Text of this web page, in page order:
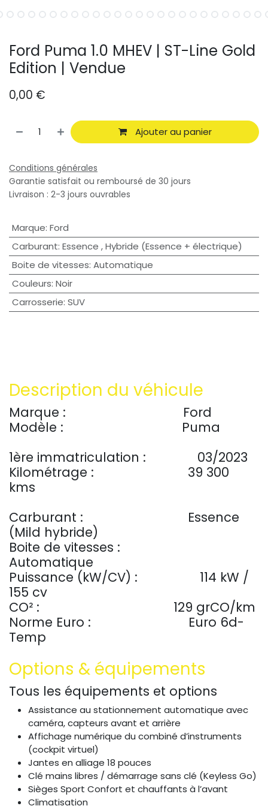
Ford Puma 1.0 MHEV | ST-Line Gold
Edition | Vendue
0,00 €
Ajouter au panier
Conditions générales
Garantie satisfait ou remboursé de 30 jours
Livraison : 2-3 jours ouvrables
Marque: Ford
Carburant: Essence ,Hybride (Essence + électrique)
Boite de vitesses: Automatique
Couleurs: Noir
Carrosserie: SUV
Description du véhicule
Marque :
​Ford
Modèle :
​Puma
1ère immatriculation :
​​03/2023
Kilométrage :
39 300
kms
Carburant :
​Essence
(Mild hybride)
Boite de vitesses :
Automatique
Puissance (kW/CV) :
​114 kW /
155 cv
CO² :
​129 grCO/km
Norme Euro :
​Euro 6d-
Temp
Options & équipements
Tous les équipements et options
Assistance au stationnement automatique avec
caméra, capteurs avant et arrière
Affichage numérique du combiné d’instruments
(cockpit virtuel)
Jantes en alliage 18 pouces
Clé mains libres / démarrage sans clé (Keyless Go)
Sièges Sport Confort et chauffants à l’avant
Climatisation